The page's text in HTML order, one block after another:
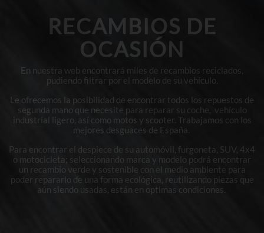
RECAMBIOS DE
OCASIÓN
En nuestra web encontrará miles de recambios reciclados,
pudiendo filtrar por el modelo de su vehículo.
Le ofrecemos la posibilidad de encontrar todos los repuestos de
segunda mano que necesite para reparar su coche, vehículo
industrial ligero, así como motos y scooter. Trabajamos con los
mejores desguaces de España.
Para encontrar el despiece de su automóvil, furgoneta, SUV, 4x4
o motocicleta; seleccionando marca y modelo podrá encontrar
un recambio verde y sostenible con el medio ambiente para
poder repararlo de una forma ecológica, reutilizando piezas que
aún siendo usadas, están en optimas condiciones.